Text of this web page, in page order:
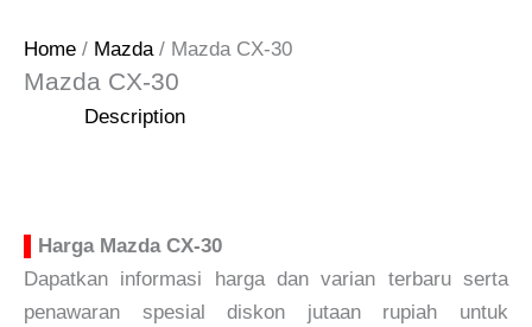
Home / Mazda/ Mazda CX-30
Mazda CX-30
Description
Harga Mazda CX-30
Dapatkan informasi harga dan varian terbaru serta
penawaran spesial diskon jutaan rupiah untuk